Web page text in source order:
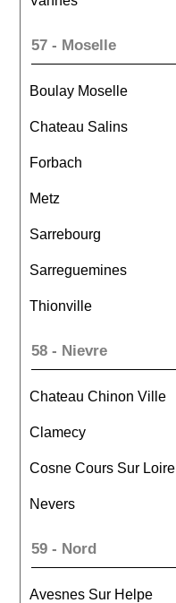
57 - Moselle
Boulay Moselle
Chateau Salins
Forbach
Metz
Sarrebourg
Sarreguemines
Thionville
58 - Nievre
Chateau Chinon Ville
Clamecy
Cosne Cours Sur Loire
Nevers
59 - Nord
Avesnes Sur Helpe